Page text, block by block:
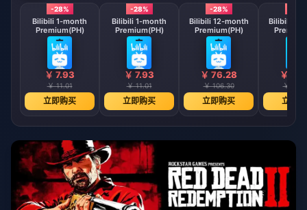
-28%
Bilibili 1-month
Premium(PH)
￥ 7.93
￥ 11.01
立即购买
-28%
Bilibili 1-month
Premium(PH)
￥ 7.93
￥ 11.01
立即购买
-28%
Bilibili 12-month
Premium(PH)
￥ 76.28
￥ 106.30
立即购买
Bilibili 12-
￥
￥
立即